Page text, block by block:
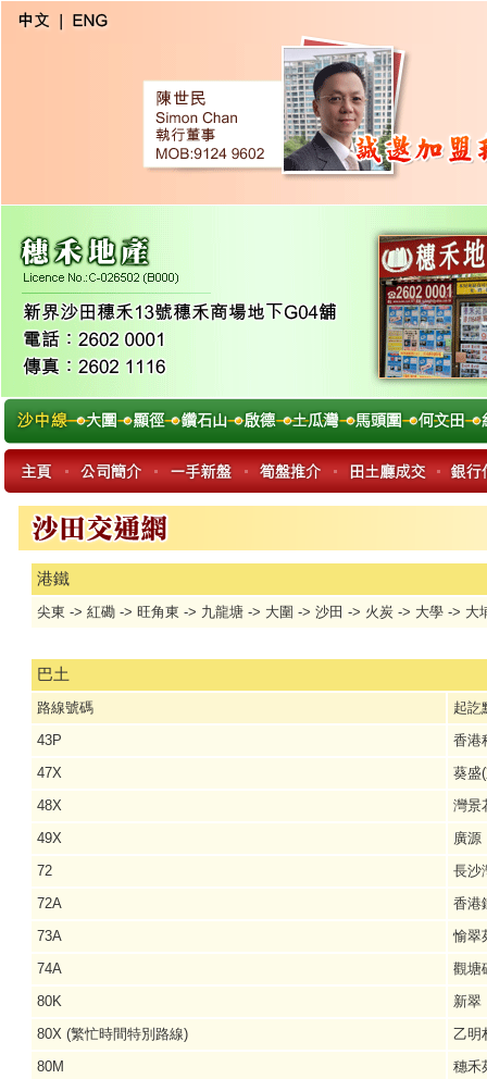
港鐵
尖東 -> 紅磡 -> 旺角東 -> 九龍塘 -> 大圍 -> 沙田 -> 火炭 -> 大學 ->
巴土
路線號碼
起訖
43P
香港
47X
葵盛
48X
灣景
49X
廣
72
長沙
72A
香港
73A
愉翠
74A
觀塘
80K
新
80X (繁忙時間特別路線)
乙明
80M
穗禾